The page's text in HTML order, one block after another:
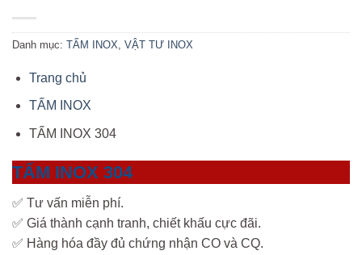
Danh mục: TẤM INOX, VẬT TƯ INOX
Trang chủ
TẤM INOX
TẤM INOX 304
TẤM INOX 304
✅ Tư vấn miễn phí.
✅ Giá thành cạnh tranh, chiết khấu cực đãi.
✅ Hàng hóa đầy đủ chứng nhận CO và CQ.